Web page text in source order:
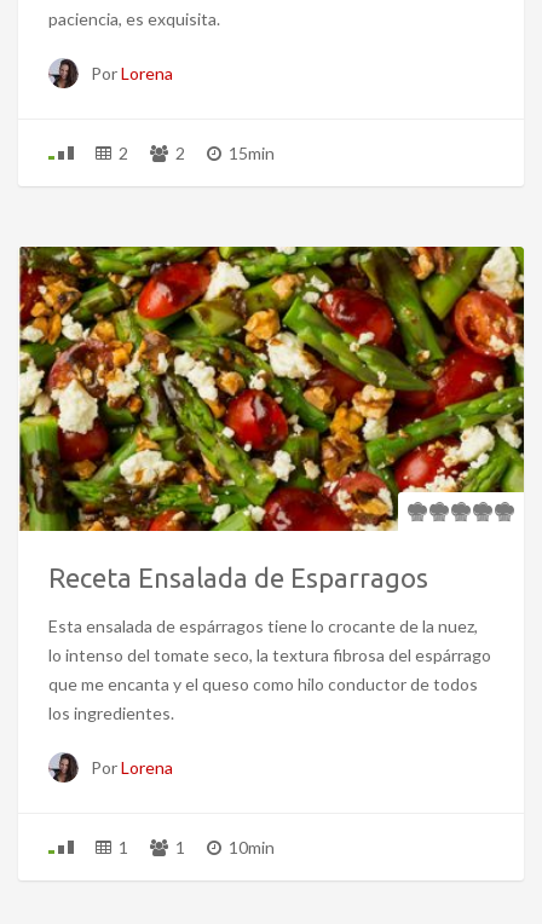
paciencia, es exquisita.
PorLorena
2 2 15min
Receta Ensalada de Esparragos
Esta ensalada de espárragos tiene lo crocante de la nuez,
lo intenso del tomate seco, la textura fibrosa del espárrago
que me encanta y el queso como hilo conductor de todos
los ingredientes.
PorLorena
1 1 10min